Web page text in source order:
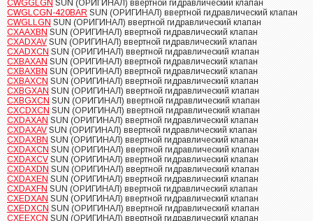
CWGGLGN SUN (ОРИГИНАЛ) ввертной гидравлический клапан
CWGLCGN-420BAR SUN (ОРИГИНАЛ) ввертной гидравлический клапан
CWGLLGN SUN (ОРИГИНАЛ) ввертной гидравлический клапан
CXAAXBN SUN (ОРИГИНАЛ) ввертной гидравлический клапан
CXADXAV SUN (ОРИГИНАЛ) ввертной гидравлический клапан
CXADXCN SUN (ОРИГИНАЛ) ввертной гидравлический клапан
CXBAXAN SUN (ОРИГИНАЛ) ввертной гидравлический клапан
CXBAXBN SUN (ОРИГИНАЛ) ввертной гидравлический клапан
CXBAXCN SUN (ОРИГИНАЛ) ввертной гидравлический клапан
CXBGXAN SUN (ОРИГИНАЛ) ввертной гидравлический клапан
CXBGXCN SUN (ОРИГИНАЛ) ввертной гидравлический клапан
CXCDXCN SUN (ОРИГИНАЛ) ввертной гидравлический клапан
CXDAXAN SUN (ОРИГИНАЛ) ввертной гидравлический клапан
CXDAXAV SUN (ОРИГИНАЛ) ввертной гидравлический клапан
CXDAXBN SUN (ОРИГИНАЛ) ввертной гидравлический клапан
CXDAXCN SUN (ОРИГИНАЛ) ввертной гидравлический клапан
CXDAXCV SUN (ОРИГИНАЛ) ввертной гидравлический клапан
CXDAXDN SUN (ОРИГИНАЛ) ввертной гидравлический клапан
CXDAXEN SUN (ОРИГИНАЛ) ввертной гидравлический клапан
CXDAXFN SUN (ОРИГИНАЛ) ввертной гидравлический клапан
CXEDXAN SUN (ОРИГИНАЛ) ввертной гидравлический клапан
CXEDXCN SUN (ОРИГИНАЛ) ввертной гидравлический клапан
CXEEXCN SUN (ОРИГИНАЛ) ввертной гидравлический клапан